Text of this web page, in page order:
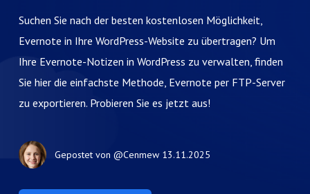
Suchen Sie nach der besten kostenlosen Möglichkeit,
Evernote in Ihre WordPress-Website zu übertragen? Um
Ihre Evernote-Notizen in WordPress zu verwalten, finden
Sie hier die einfachste Methode, Evernote per FTP-Server
zu exportieren. Probieren Sie es jetzt aus!
Gepostet von @Cenmew 13.11.2025